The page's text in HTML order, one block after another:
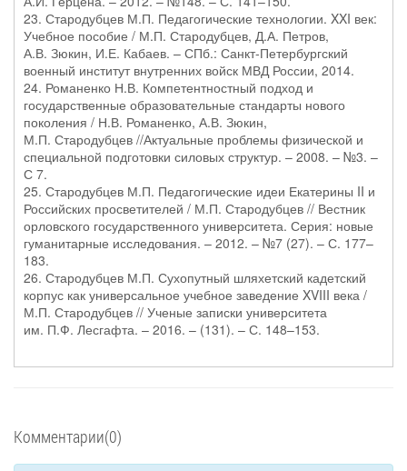
23. Стародубцев М.П. Педагогические технологии. XXI век:
Учебное пособие / М.П. Стародубцев, Д.А. Петров,
А.В. Зюкин, И.Е. Кабаев. – СПб.: Санкт-Петербургский
военный институт внутренних войск МВД России, 2014.
24. Романенко Н.В. Компетентностный подход и
государственные образовательные стандарты нового
поколения / Н.В. Романенко, А.В. Зюкин,
М.П. Стародубцев //Актуальные проблемы физической и
специальной подготовки силовых структур. – 2008. – №3. –
С 7.
25. Стародубцев М.П. Педагогические идеи Екатерины II и
Российских просветителей / М.П. Стародубцев // Вестник
орловского государственного университета. Серия: новые
гуманитарные исследования. – 2012. – №7 (27). – С. 177–
183.
26. Стародубцев М.П. Сухопутный шляхетский кадетский
корпус как универсальное учебное заведение XVIII века /
М.П. Стародубцев // Ученые записки университета
им. П.Ф. Лесгафта. – 2016. – (131). – С. 148–153.
Комментарии(0)